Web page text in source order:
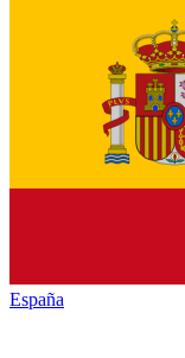
España